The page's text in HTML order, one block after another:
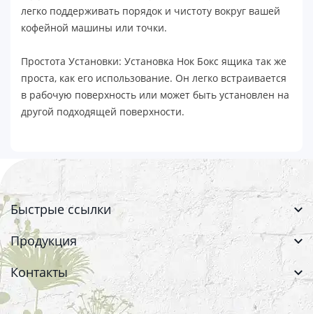
легко поддерживать порядок и чистоту вокруг вашей
кофейной машины или точки.
Простота Установки: Установка Нок Бокс ящика так же
проста, как его использование. Он легко встраивается
в рабочую поверхность или может быть установлен на
другой подходящей поверхности.
Быстрые ссылки
Продукция
Контакты